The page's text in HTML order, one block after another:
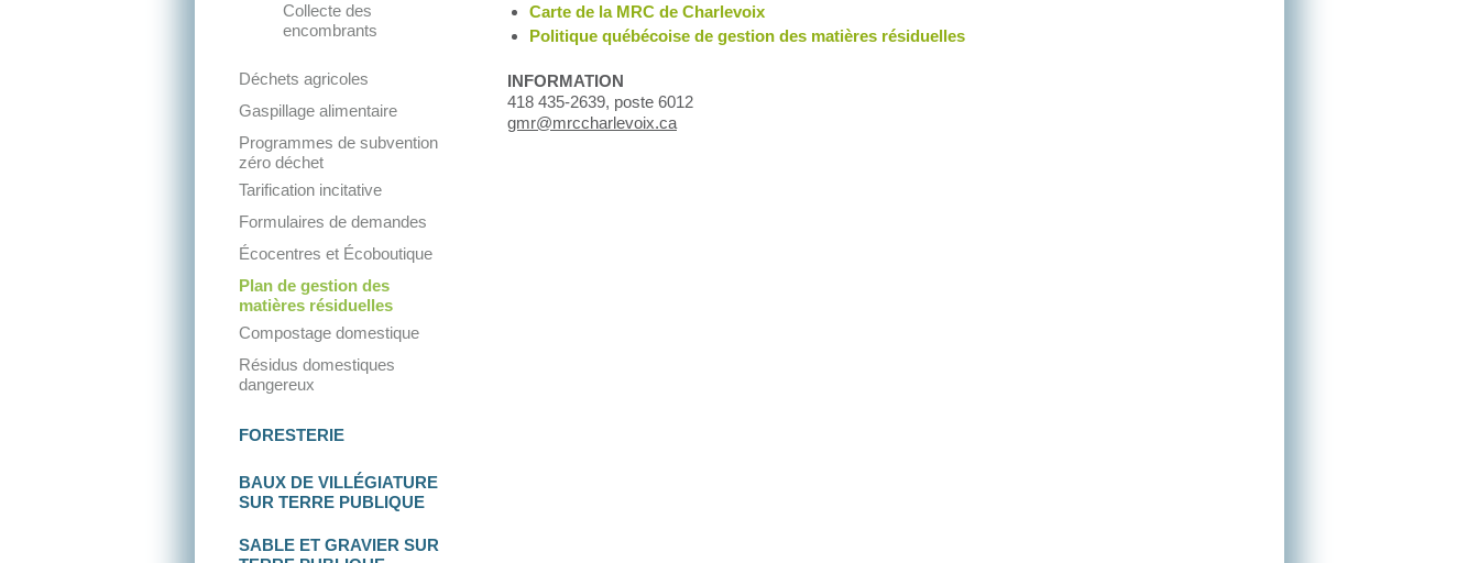
Carte de la MRC de Charlevoix
Politique québécoise de gestion des matières résiduelles
INFORMATION
418 435-2639, poste 6012
gmr@mrccharlevoix.ca
Collecte des
encombrants
Déchets agricoles
Gaspillage alimentaire
Programmes de subvention
zéro déchet
Tarification incitative
Formulaires de demandes
Écocentres et Écoboutique
Plan de gestion des
matières résiduelles
Compostage domestique
Résidus domestiques
dangereux
FORESTERIE
BAUX DE VILLÉGIATURE
SUR TERRE PUBLIQUE
SABLE ET GRAVIER SUR